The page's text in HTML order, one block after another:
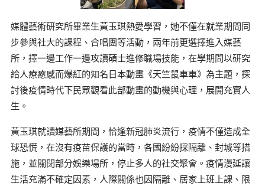
媒體藝術研究所畢業生黃玉琪熱愛學習，她不僅在就業期間同
步參與社大的課程、合唱團等活動，兩年前更選擇進入媒藝
所，擇一邊工作一邊攻讀碩士進修職場技能，在學期間以研究
給人療癒感而爆紅的知名日本動畫《天竺鼠車車》為主題，探
討後疫情時代下民眾觀看此部動畫的動機與心理，展開充實人
生。
黃玉琪就讀媒藝所期間，恰逢新冠肺炎流行，疫情不僅造成全
球恐慌，在沒有疫苗保護的當時，各國紛紛採隔離、封城等措
施，並關閉部分娛樂場所，停止多人的社交聚會。疫情漫延讓
生活充滿不確定因素，人際關係也因隔離、居家上班上課、限